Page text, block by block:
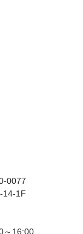
0077
14-1F
～16:00